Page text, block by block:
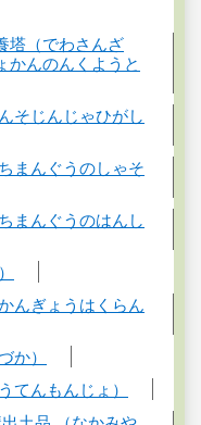
塔（でわさんざ
かんのんくようと
そじんじゃひがし
まんぐうのしゃそ
まんぐうのはんし
んぎょうはくらん
か）
てんもんじょ）